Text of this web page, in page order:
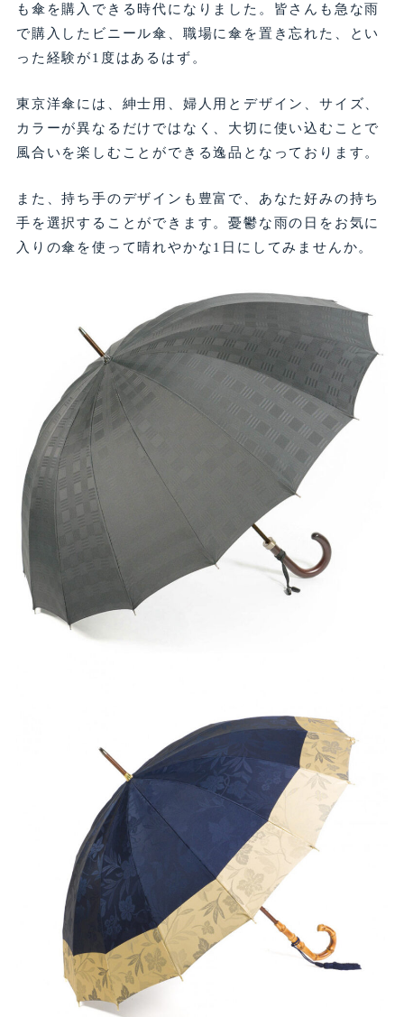
も傘を購入できる時代になりました。皆さんも急な雨
で購入したビニール傘、職場に傘を置き忘れた、とい
った経験が1度はあるはず。
東京洋傘には、紳士用、婦人用とデザイン、サイズ、
カラーが異なるだけではなく、大切に使い込むことで
風合いを楽しむことができる逸品となっております。
また、持ち手のデザインも豊富で、あなた好みの持ち
手を選択することができます。憂鬱な雨の日をお気に
入りの傘を使って晴れやかな1日にしてみませんか。